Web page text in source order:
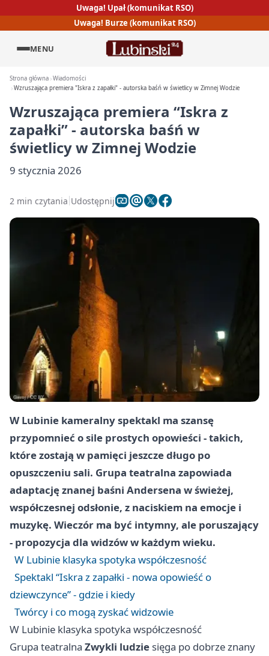
Uwaga! Upał (komunikat RSO)
Uwaga! Burze (komunikat RSO)
MENU
Strona główna Wiadomości
Wzruszająca premiera "Iskra z zapałki" - autorska baśń w świetlicy w Zimnej Wodzie
Wzruszająca premiera “Iskra z
zapałki” - autorska baśń w
świetlicy w Zimnej Wodzie
9 stycznia 2026
2 min czytania Udostępnij
W Lubinie kameralny spektakl ma szansę
przypomnieć o sile prostych opowieści - takich,
które zostają w pamięci jeszcze długo po
opuszczeniu sali. Grupa teatralna zapowiada
adaptację znanej baśni Andersena w świeżej,
współczesnej odsłonie, z naciskiem na emocje i
muzykę. Wieczór ma być intymny, ale poruszający
- propozycja dla widzów w każdym wieku.
W Lubinie klasyka spotyka współczesność
Spektakl “Iskra z zapałki - nowa opowieść o
dziewczynce” - gdzie i kiedy
Twórcy i co mogą zyskać widzowie
W Lubinie klasyka spotyka współczesność
Grupa teatralna Zwykli ludzie sięga po dobrze znany